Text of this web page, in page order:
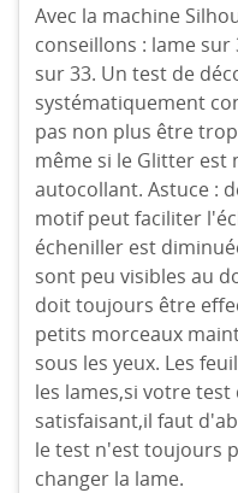
Avec la machine
conseillons : lame
sur 33. Un test de
systématiquement
pas non plus être
même si le Glitter
autocollant. Astuce :
motif peut faciliter
écheniller est
sont peu visibles au
doit toujours être
petits morceaux
sous les yeux. Les
les lames,si votre
satisfaisant,il faut
le test n'est toujours
changer la lame.